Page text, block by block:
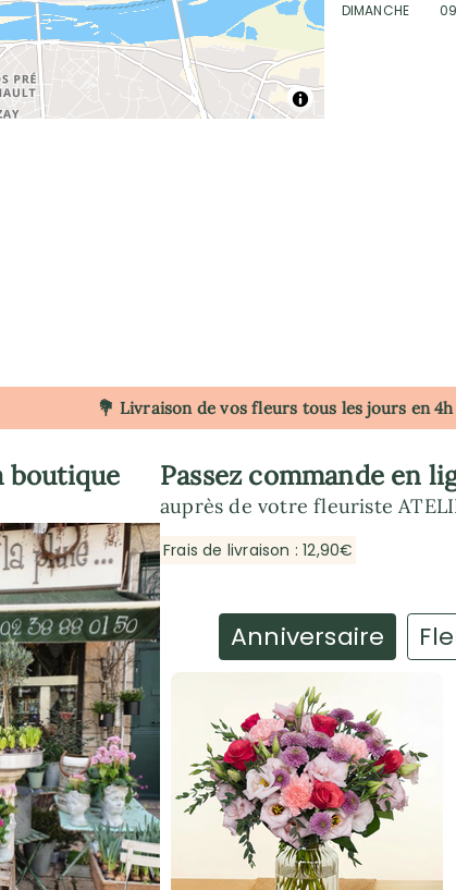
DIMANCHE
💐 Livraison de vos fleurs tous les jours en 4h
Passez commande en
auprès de votre fleuriste
Frais de livraison : 12,90€
Anniversaire
boutique